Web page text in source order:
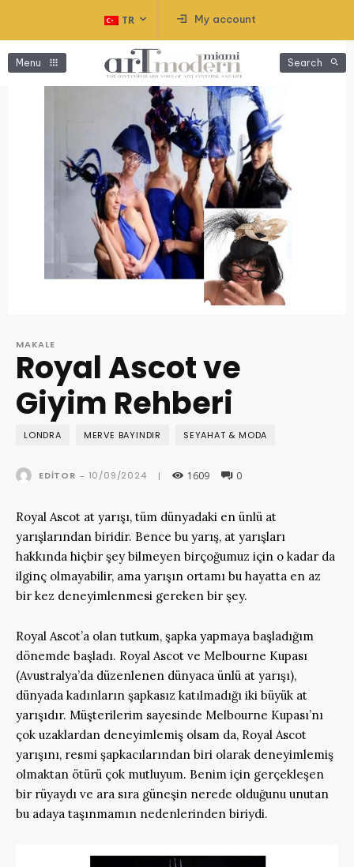
TR My account
Menu Search
MAKALE
Royal Ascot ve
Giyim Rehberi
LONDRA MERVE BAYINDIR SEYAHAT & MODA
EDITOR - 10/09/2024 | 1609 0
Royal Ascot at yarışı, tüm dünyadaki en ünlü at
yarışlarından biridir. Bence bu yarış, at yarışları
hakkında hiçbir şey bilmeyen birçoğumuz için o kadar da
ilginç olmayabilir, ama yarışın ortamı bu hayatta en az
bir kez deneyimlenmesi gereken bir şey.
Royal Ascot’a olan tutkum, şapka yapmaya başladığım
dönemde başladı. Royal Ascot ve Melbourne Kupası
(Avustralya’da düzenlenen dünyaca ünlü at yarışı),
dünyada kadınların şapkasız katılmadığı iki büyük at
yarışıdır. Müşterilerim sayesinde Melbourne Kupası’nı
çok uzaklardan deneyimlemiş olsam da, Royal Ascot
yarışını, resmi şapkacılarından biri olarak deneyimlemiş
olmaktan ötürü çok mutluyum. Benim için gerçekleşen
bir rüyaydı ve ara sıra güneşin nerede olduğunu unutan
bu adaya taşınmamın nedenlerinden biriydi.